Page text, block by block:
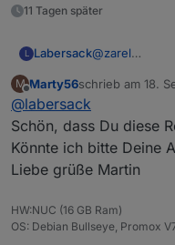
11 Tagen später
L Labersack@zarel
M
Offline
Marty56schrieb am 18.
zuletzt editiert
@labersack
Schön, dass Du diese
Könnte ich bitte Deine
Liebe grüße Martin
HW:NUC (16 GB Ram)
OS: Debian Bullseye, Promox